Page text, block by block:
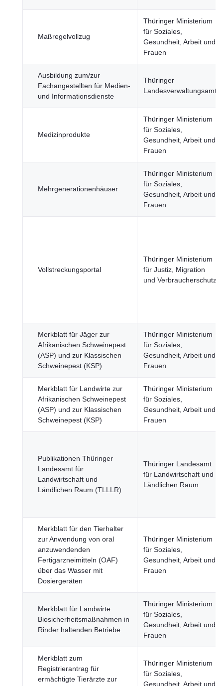
Maßregelvollzug
Thüringer Ministerium
für Soziales,
Gesundheit, Arbeit und
Frauen
Ausbildung zum/zur
Fachangestellten für Medien-
und Informationsdienste
Thüringer
Landesverwaltungsamt
Medizinprodukte
Thüringer Ministerium
für Soziales,
Gesundheit, Arbeit und
Frauen
Mehrgenerationenhäuser
Thüringer Ministerium
für Soziales,
Gesundheit, Arbeit und
Frauen
Vollstreckungsportal
Thüringer Ministerium
für Justiz, Migration
und Verbraucherschutz
Merkblatt für Jäger zur
Afrikanischen Schweinepest
(ASP) und zur Klassischen
Schweinepest (KSP)
Thüringer Ministerium
für Soziales,
Gesundheit, Arbeit und
Frauen
Merkblatt für Landwirte zur
Afrikanischen Schweinepest
(ASP) und zur Klassischen
Schweinepest (KSP)
Thüringer Ministerium
für Soziales,
Gesundheit, Arbeit und
Frauen
Publikationen Thüringer
Landesamt für
Landwirtschaft und
Ländlichen Raum (TLLLR)
Thüringer Landesamt
für Landwirtschaft und
Ländlichen Raum
Merkblatt für den Tierhalter
zur Anwendung von oral
anzuwendenden
Fertigarzneimitteln (OAF)
über das Wasser mit
Dosiergeräten
Thüringer Ministerium
für Soziales,
Gesundheit, Arbeit und
Frauen
Merkblatt für Landwirte
Biosicherheitsmaßnahmen in
Rinder haltenden Betriebe
Thüringer Ministerium
für Soziales,
Gesundheit, Arbeit und
Frauen
Merkblatt zum
Registrierantrag für
ermächtigte Tierärzte zur
Thüringer Ministerium
für Soziales,
Gesundheit, Arbeit und